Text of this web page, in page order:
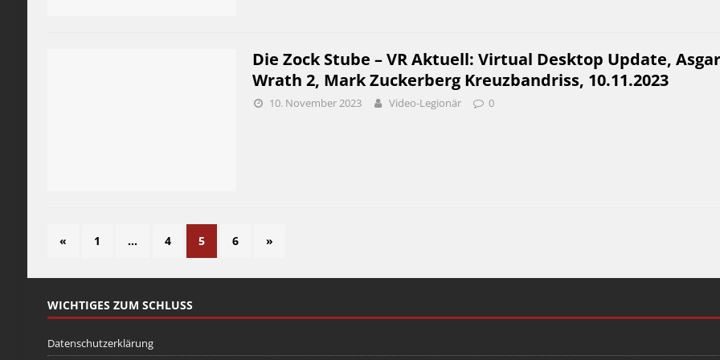
Die Zock Stube – VR Aktuell: Virtual Desktop Update,
Wrath 2, Mark Zuckerberg Kreuzbandriss, 10.11.2023
10. November 2023 Video-Legionär 0
« 1 … 4 5 6 »
WICHTIGES ZUM SCHLUSS
Datenschutzerklärung